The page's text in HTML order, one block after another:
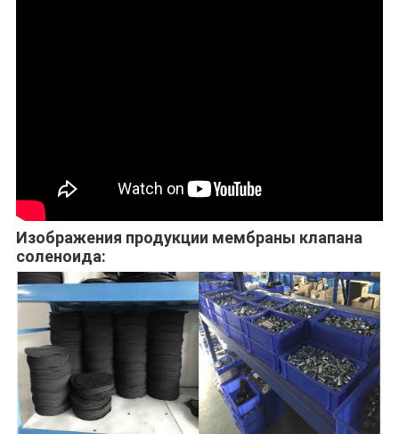
Изображения продукции мембраны клапана
соленоида: